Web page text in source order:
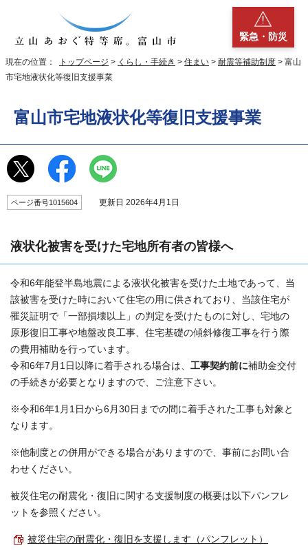
緊急・防災
現在の位置： トップページ > くらし・手続き > 住まい > 耐震等補助制度 > 富山
市宅地液状化等復旧支援事業
富山市宅地液状化等復旧支援事業
ページ番号1015604 更新日 2026年4月1日
液状化被害を受けた宅地所有者の皆様へ
令和6年能登半島地震による液状化被害を受けた土地であって、当
該被害を受けた時において住宅の用に供されており、当該住宅が
罹災証明で「一部損壊以上」の判定を受けたものに対し、宅地の
原形復旧工事や地盤改良工事、住宅基礎の傾斜修復工事を行う際
の費用補助を行っています。
令和6年7月1日以降に着手される場合は、 工事契約前に補助金交付
の手続きが必要となりますので、ご注意下さい。
※令和6年1月1日から6月30日までの間に着手された工事も対象と
なります。
※他制度との併用ができる場合がありますので、事前にお問い合
わせください。
被災住宅の耐震化・復旧に関する支援制度の概要は以下パンフレ
ットを参照ください。
被災住宅の耐震化・復旧を支援します（パンフレット）